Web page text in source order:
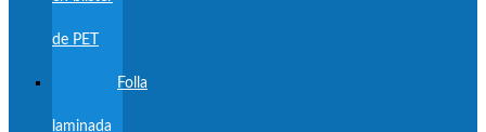
de PET
Folla
laminada